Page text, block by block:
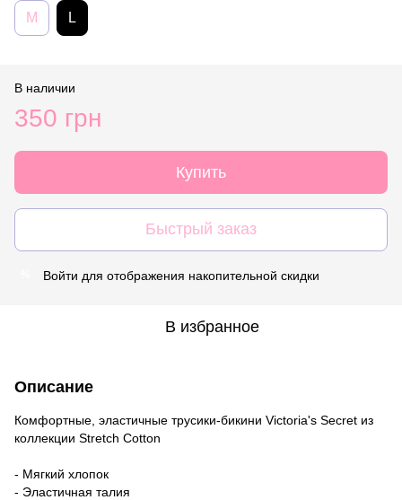
M L
В наличии
350 грн
Купить
Быстрый заказ
Войти для отображения накопительной скидки
В избранное
Описание
Комфортные, эластичные трусики-бикини Victoria's Secret из
коллекции Stretch Cotton
- Мягкий хлопок
- Эластичная талия